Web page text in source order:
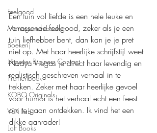
Feelgood
Managementboeken
Boekerij
Uitgever Business Contact
Prentenboek
KOBO Originals
VBK Lab
Loft Books
Een tuin vol liefde is een hele leuke en
verrassende feelgood, zeker als je een
tuin liefhebber bent, dan kan je je pret
niet op. Met haar heerlijke schrijfstijl weet
Nadya Viegas je direct haar levendig en
realistisch geschreven verhaal in te
trekken. Zeker met haar heerlijke gevoel
voor humor is het verhaal echt een feest
om te gaan ontdekken. Ik vind het een
dikke aanrader!